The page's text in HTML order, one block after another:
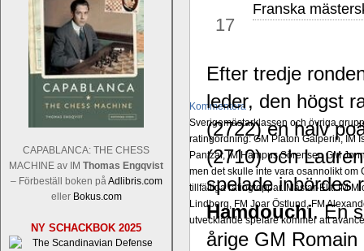
CAPABLANCA: THE CHESS
MACHINE av IM Thomas Engqvist
– Förbeställ boken påAdlibris.com
eller Bokus.com
NY SCHACKBOK 2025
Kommentera
Sverigemästarklassen och övriga
ratingordning: GM Platon Galperin, IM
Pantzar, IM Hampus Sörensen GM
men det skulle inte vara osannolikt om
tillfälliga ratingtoppar. Mästar-Elit: IM
Lindberg, FM Joar Östlund, FM
utvecklande spelare kommer att
17
Franska
Efter tredje
leder, den högst
(2722) en halv
(2710) och
spelade inbördes
Hamdouchi. En
årige GM Romain